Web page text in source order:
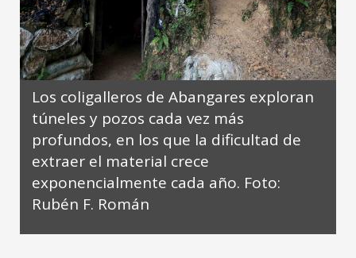
Los coligalleros de Abangares exploran
túneles y pozos cada vez más
profundos, en los que la dificultad de
extraer el material crece
exponencialmente cada año. Foto:
Rubén F. Román